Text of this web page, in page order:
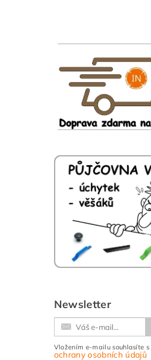
Newsletter
Vložením e-mailu souhlasíte s
ochrany osobních údajů